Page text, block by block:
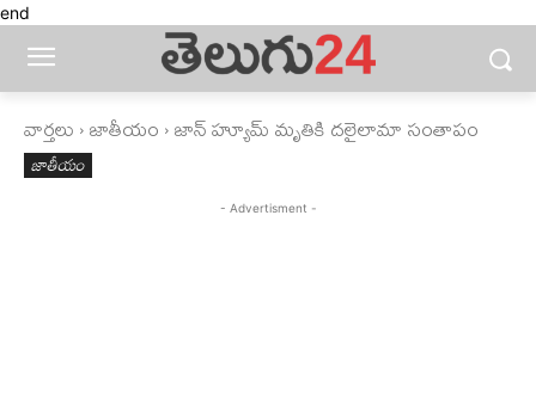
end
వార్తలు జాతీయం జాన్‌ హ్యూమ్‌ మృతికి దలైలామా సంతాపం
జాతీయం
- Advertisment -